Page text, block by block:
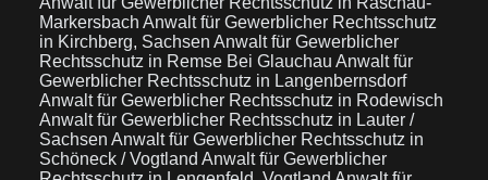
Markersbach Anwalt für Gewerblicher Rechtsschutz
in Kirchberg, Sachsen Anwalt für Gewerblicher
Rechtsschutz in Remse Bei Glauchau Anwalt für
Gewerblicher Rechtsschutz in Langenbernsdorf
Anwalt für Gewerblicher Rechtsschutz in Rodewisch
Anwalt für Gewerblicher Rechtsschutz in Lauter /
Sachsen Anwalt für Gewerblicher Rechtsschutz in
Schöneck / Vogtland Anwalt für Gewerblicher